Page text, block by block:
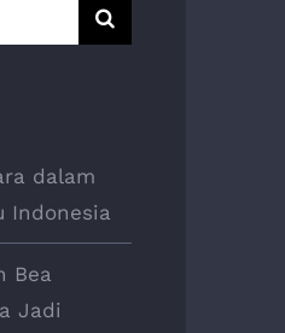
dalam
Indonesia
Bea
Jadi